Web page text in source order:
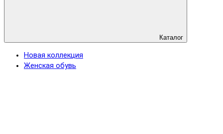
Каталог
Новая коллекция
Женская обувь